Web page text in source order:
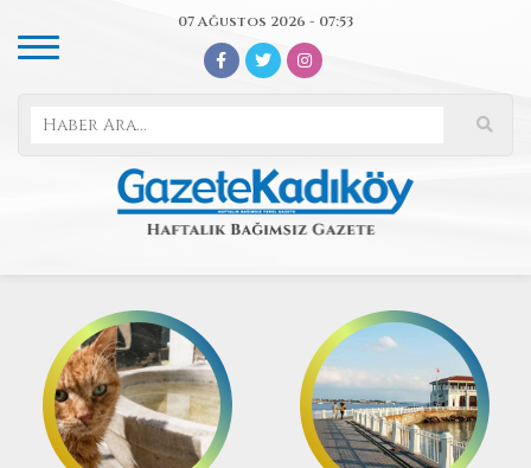
07 Ağustos 2026 - 07:53